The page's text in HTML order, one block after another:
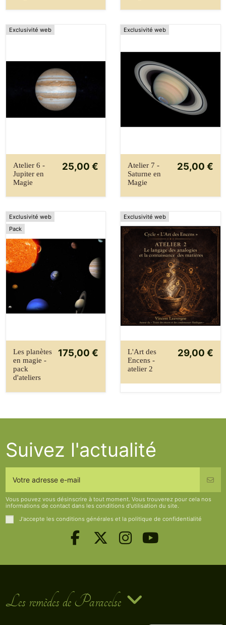
Exclusivité web
Atelier 6 -
Jupiter en
Magie
25,00 €
Exclusivité web
Atelier 7 -
Saturne en
Magie
25,00 €
Exclusivité web
Pack
Les planètes
en magie -
pack
d'ateliers
175,00 €
Exclusivité web
L'Art des
Encens -
atelier 2
29,00 €
Suivez l'actualité
Vous pouvez vous désinscrire à tout moment. Vous trouverez pour cela nos
informations de contact dans les conditions d'utilisation du site.
J'accepte les conditions générales et la politique de confidentialité
Les remèdes de Paracelse